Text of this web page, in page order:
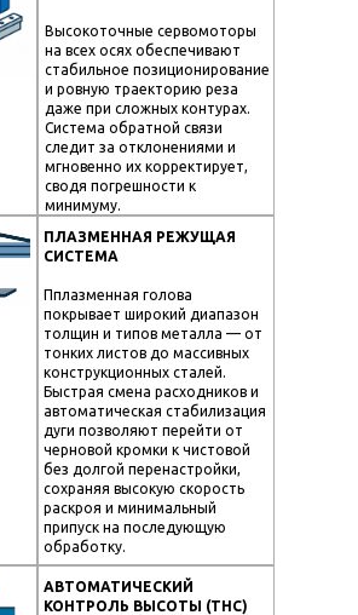
Высокоточные сервомоторы
на всех осях обеспечивают
стабильное позиционирование
и ровную траекторию реза
даже при сложных контурах.
Система обратной связи
следит за отклонениями и
мгновенно их корректирует,
сводя погрешности к
минимуму.
ПЛАЗМЕННАЯ РЕЖУЩАЯ
СИСТЕМА
Пплазменная голова
покрывает широкий диапазон
толщин и типов металла — от
тонких листов до массивных
конструкционных сталей.
Быстрая смена расходников и
автоматическая стабилизация
дуги позволяют перейти от
черновой кромки к чистовой
без долгой перенастройки,
сохраняя высокую скорость
раскроя и минимальный
припуск на последующую
обработку.
АВТОМАТИЧЕСКИЙ
КОНТРОЛЬ ВЫСОТЫ (THC)